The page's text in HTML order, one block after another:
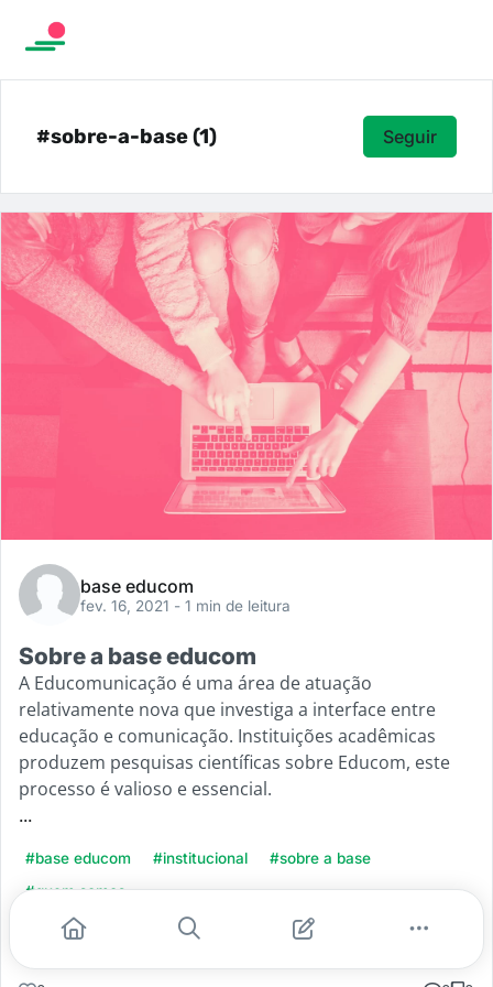
#sobre-a-base (1) Seguir
base educom
fev. 16, 2021 - 1 min de leitura
Sobre a base educom
A Educomunicação é uma área de atuação
relativamente nova que investiga a interface entre
educação e comunicação. Instituições acadêmicas
produzem pesquisas científicas sobre Educom, este
processo é valioso e essencial.
...
#base educom #institucional
#sobre a base
#quem somos
Leia mais